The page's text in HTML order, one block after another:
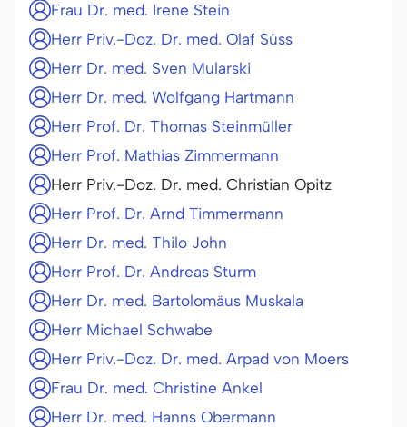
Frau Dr. med. Irene Stein
Herr Priv.-Doz. Dr. med. Olaf Süss
Herr Dr. med. Sven Mularski
Herr Dr. med. Wolfgang Hartmann
Herr Prof. Dr. Thomas Steinmüller
Herr Prof. Mathias Zimmermann
Herr Priv.-Doz. Dr. med. Christian Opitz
Herr Prof. Dr. Arnd Timmermann
Herr Dr. med. Thilo John
Herr Prof. Dr. Andreas Sturm
Herr Dr. med. Bartolomäus Muskala
Herr Michael Schwabe
Herr Priv.-Doz. Dr. med. Arpad von Moers
Frau Dr. med. Christine Ankel
Herr Dr. med. Hanns Obermann